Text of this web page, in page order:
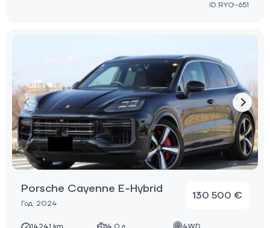
ID:RYG-651
Porsche Cayenne E-Hybrid
Год: 2024
130 500 €
14241 km 4.0 л 4WD